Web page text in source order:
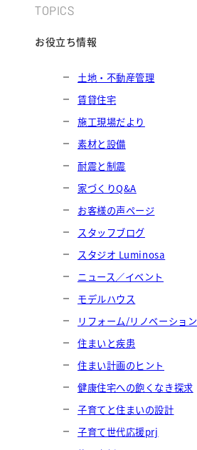
TOPICS
お役立ち情報
土地・不動産管理
賃貸住宅
施工現場だより
素材と設備
耐震と制震
家づくりQ&A
お客様の声ページ
スタッフブログ
スタジオ Luminosa
ニュース／イベント
モデルハウス
リフォーム/リノベーション
住まいと疾患
住まい計画のヒント
健康住宅への飽くなき探求
子育てと住まいの設計
子育て世代応援prj